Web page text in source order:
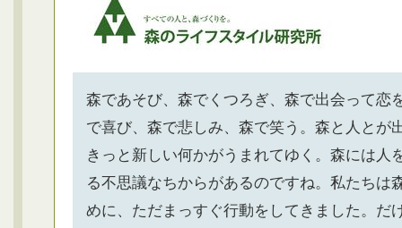
森であそび、森でくつろぎ、森で出会って恋
で喜び、森で悲しみ、森で笑う。森と人とが
きっと新しい何かがうまれてゆく。森には人
る不思議なちからがあるのですね。私たちは
めに、ただまっすぐ行動をしてきました。だ